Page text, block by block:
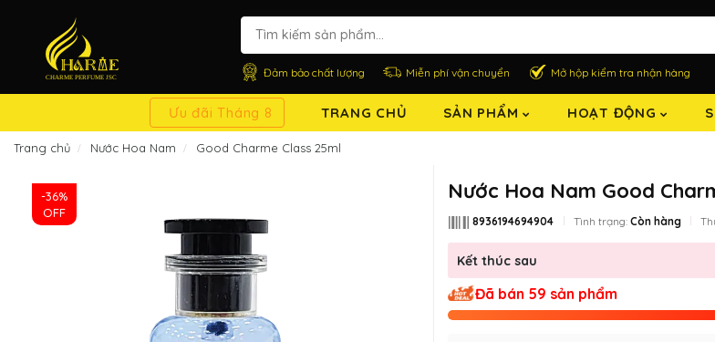
Đảm bảo chất lượng Miễn phí vận chuyển Mở hộp kiểm tra nhận hàng
Ưu đãi Tháng 8 TRANG CHỦ SẢN PHẨM HOẠT ĐỘNG
Trang chủ Nước Hoa Nam Good Charme Class 25ml
-36%
OFF
Nước Hoa Nam Good
8936194694904 Tình trạng: Còn hàng
Kết thúc sau
Đã bán 59 sản phẩm